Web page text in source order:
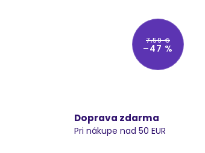
7,59 €
–47 %
Doprava zdarma
Pri nákupe nad 50 EUR